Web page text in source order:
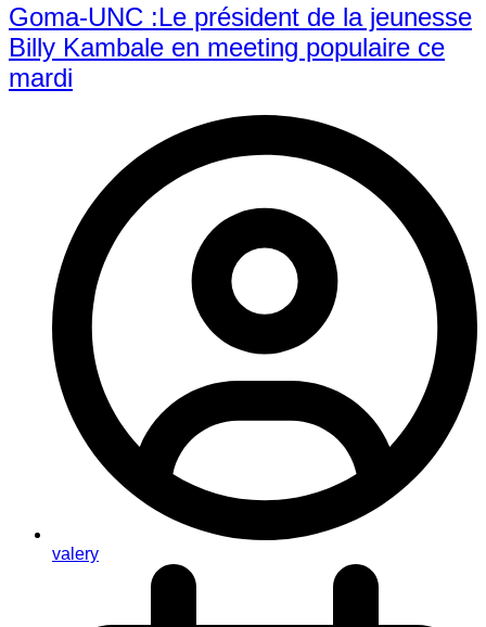
Goma-UNC :Le président de la jeunesse
Billy Kambale en meeting populaire ce
mardi
valery